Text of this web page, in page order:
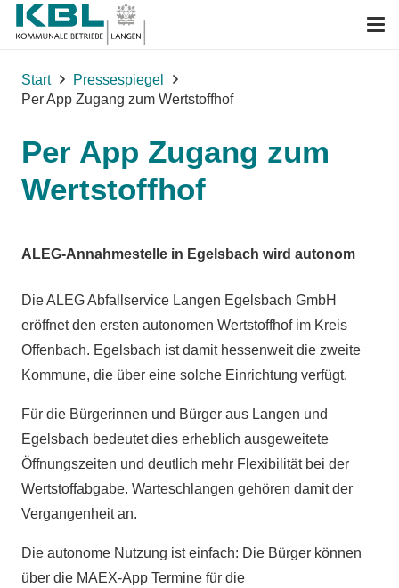
Start
Pressespiegel
Per App Zugang zum Wertstoffhof
Per App Zugang zum
Wertstoffhof
ALEG-Annahmestelle in Egelsbach wird autonom
Die ALEG Abfallservice Langen Egelsbach GmbH
eröffnet den ersten autonomen Wertstoffhof im Kreis
Offenbach. Egelsbach ist damit hessenweit die zweite
Kommune, die über eine solche Einrichtung verfügt.
Für die Bürgerinnen und Bürger aus Langen und
Egelsbach bedeutet dies erheblich ausgeweitete
Öffnungszeiten und deutlich mehr Flexibilität bei der
Wertstoffabgabe. Warteschlangen gehören damit der
Vergangenheit an.
Die autonome Nutzung ist einfach: Die Bürger können
über die MAEX-App Termine für die